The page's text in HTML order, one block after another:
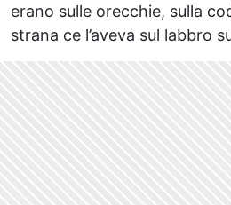
erano sulle orecchie, sulla
strana ce l’aveva sul labbro